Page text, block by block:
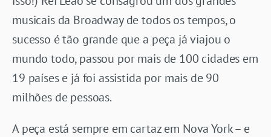
musicais da Broadway de todos os tempos, o
sucesso é tão grande que a peça já viajou o
mundo todo, passou por mais de 100 cidades em
19 países e já foi assistida por mais de 90
milhões de pessoas.
A peça está sempre em cartaz em Nova York – e